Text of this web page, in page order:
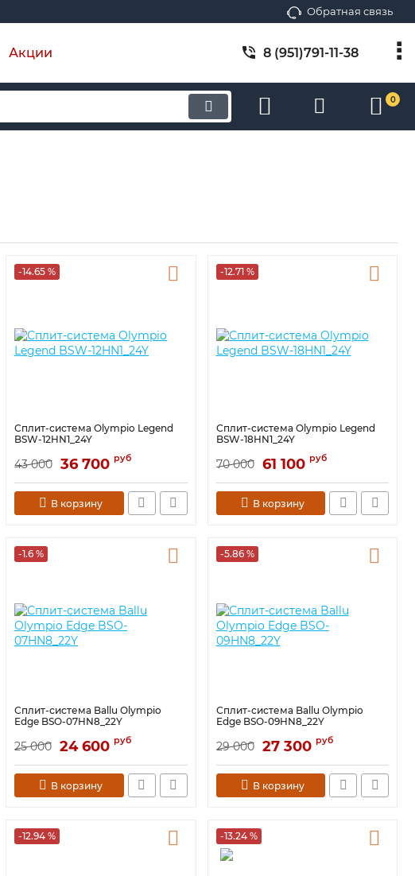
Обратная связь
Акции 8 (951)791-11-38
0
-14.65 %
Сплит-система Olympio Legend
BSW-12HN1_24Y
43 000 36 700 руб
В корзину
-12.71 %
Сплит-система Olympio Legend
BSW-18HN1_24Y
70 000 61 100 руб
В корзину
-1.6 %
Сплит-система Ballu Olympio
Edge BSO-07HN8_22Y
25 000 24 600 руб
В корзину
-5.86 %
Сплит-система Ballu Olympio
Edge BSO-09HN8_22Y
29 000 27 300 руб
В корзину
-12.94 % -13.24 %
Смотреть все